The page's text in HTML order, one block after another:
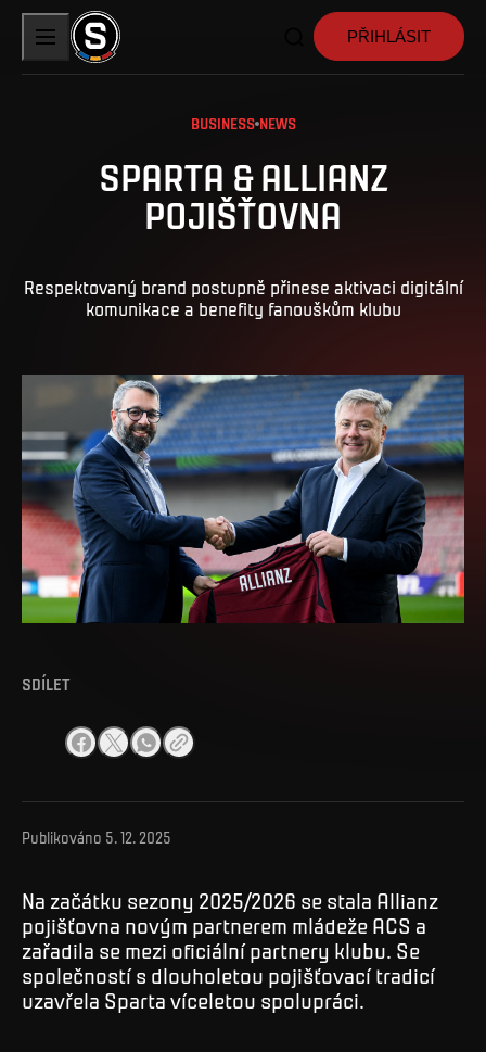
PŘIHLÁSIT
BUSINESS NEWS
SPARTA & ALLIANZ
POJIŠŤOVNA
Respektovaný brand postupně přinese aktivaci digitální
komunikace a benefity fanouškům klubu
SDÍLET
Publikováno 5. 12. 2025
Na začátku sezony 2025/2026 se stala Allianz
pojišťovna novým partnerem mládeže ACS a
zařadila se mezi oficiální partnery klubu. Se
společností s dlouholetou pojišťovací tradicí
uzavřela Sparta víceletou spolupráci.